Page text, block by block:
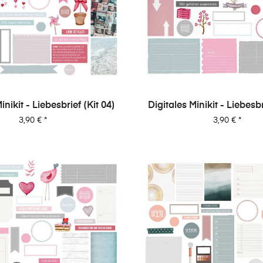
- Liebesbrief (Kit 04)
Preis
3,90 €*
Digitales Minikit -
Preis
3,90 € *